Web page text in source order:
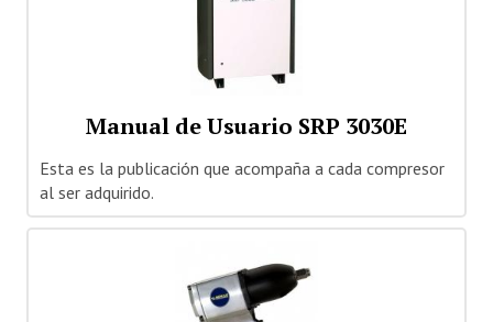
Manual de Usuario SRP 3030E
Esta es la publicación que acompaña a cada compresor
al ser adquirido.